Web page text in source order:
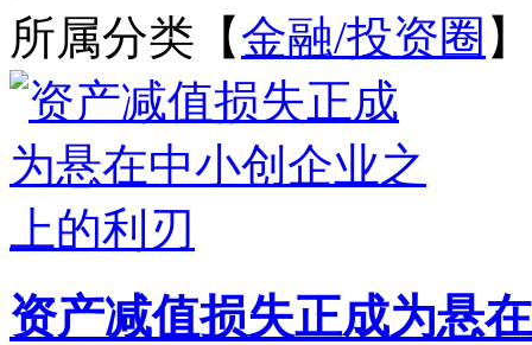
所属分类【金融/投资圈 】
资产减值损失正成为悬